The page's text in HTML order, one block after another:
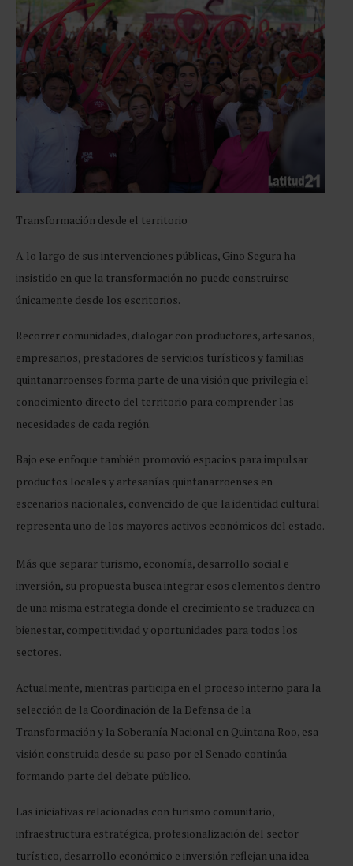
Transformación desde el territorio
A lo largo de sus intervenciones públicas, Gino Segura ha
insistido en que la transformación no puede construirse
únicamente desde los escritorios.
Recorrer comunidades, dialogar con productores, artesanos,
empresarios, prestadores de servicios turísticos y familias
quintanarroenses forma parte de una visión que privilegia el
conocimiento directo del territorio para comprender las
necesidades de cada región.
Bajo ese enfoque también promovió espacios para impulsar
productos locales y artesanías quintanarroenses en
escenarios nacionales, convencido de que la identidad cultural
representa uno de los mayores activos económicos del estado.
Más que separar turismo, economía, desarrollo social e
inversión, su propuesta busca integrar esos elementos dentro
de una misma estrategia donde el crecimiento se traduzca en
bienestar, competitividad y oportunidades para todos los
sectores.
Actualmente, mientras participa en el proceso interno para la
selección de la Coordinación de la Defensa de la
Transformación y la Soberanía Nacional en Quintana Roo, esa
visión construida desde su paso por el Senado continúa
formando parte del debate público.
Las iniciativas relacionadas con turismo comunitario,
infraestructura estratégica, profesionalización del sector
turístico, desarrollo económico e inversión reflejan una idea